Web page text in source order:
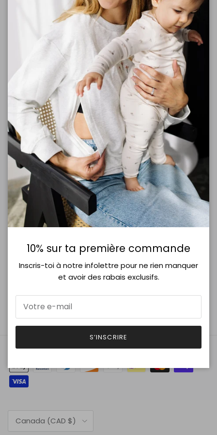
Instagram
Recherche
Points de vente
Boutique
À propos
Livraison et retour
Newsletter
Obtenez 10% sur votre première commande lorsque
vous vous inscrivez à l'infolettre.
Facebook
Instagram
Pays
Canada (CAD $)
10% sur ta première commande
Inscris-toi à notre infolettre pour ne rien manquer
et avoir des rabais exclusifs.
S’INSCRIRE